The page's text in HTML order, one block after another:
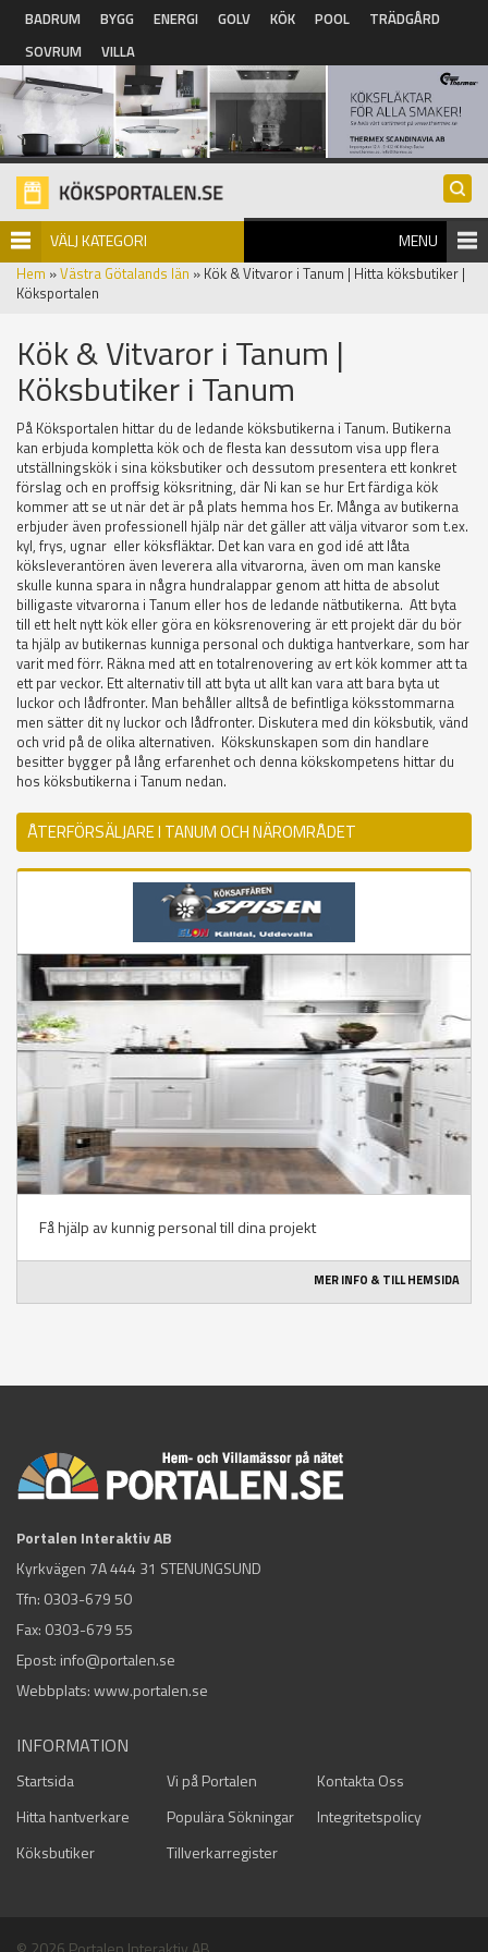
Hoppa till huvudinnehåll
BADRUM BYGG ENERGI GOLV KÖK POOL
TRÄDGÅRD
SOVRUM
VILLA
VÄLJ KATEGORI MENU
Hem »Västra Götalands län » Kök & Vitvaror i Tanum | Hitta köksbutiker |
Köksportalen
Kök & Vitvaror i Tanum |
Köksbutiker i Tanum
På Köksportalen hittar du de ledande köksbutikerna i Tanum. Butikerna
kan erbjuda kompletta kök och de flesta kan dessutom visa upp flera
utställningskök i sina köksbutiker och dessutom presentera ett konkret
förslag och en proffsig köksritning, där Ni kan se hur Ert färdiga kök
kommer att se ut när det är på plats hemma hos Er. Många av butikerna
erbjuder även professionell hjälp när det gäller att välja vitvaror som t.ex.
kyl, frys, ugnar eller köksfläktar. Det kan vara en god idé att låta
köksleverantören även leverera alla vitvarorna, även om man kanske
skulle kunna spara in några hundralappar genom att hitta de absolut
billigaste vitvarorna i Tanum eller hos de ledande nätbutikerna. Att byta
till ett helt nytt kök eller göra en köksrenovering är ett projekt där du bör
ta hjälp av butikernas kunniga personal och duktiga hantverkare, som har
varit med förr. Räkna med att en totalrenovering av ert kök kommer att ta
ett par veckor. Ett alternativ till att byta ut allt kan vara att bara byta ut
luckor och lådfronter. Man behåller alltså de befintliga köksstommarna
men sätter dit ny luckor och lådfronter. Diskutera med din köksbutik, vänd
och vrid på de olika alternativen. Kökskunskapen som din handlare
besitter bygger på lång erfarenhet och denna kökskompetens hittar du
hos köksbutikerna i Tanum nedan.
ÅTERFÖRSÄLJARE I TANUM OCH NÄROMRÅDET
Få hjälp av kunnig personal till dina projekt
MER INFO & TILL HEMSIDA
Portalen Interaktiv AB
Kyrkvägen 7A 444 31 STENUNGSUND
Tfn: 0303-679 50
Fax: 0303-679 55
Epost: info@portalen.se
Webbplats: www.portalen.se
INFORMATION
Startsida Vi på Portalen
Kontakta Oss
Hitta hantverkare
Populära Sökningar
Integritetspolicy
Köksbutiker
Tillverkarregister